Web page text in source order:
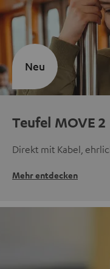
Teufel MOVE 2
Direkt mit Kabel,
Mehr entdecken
Neu